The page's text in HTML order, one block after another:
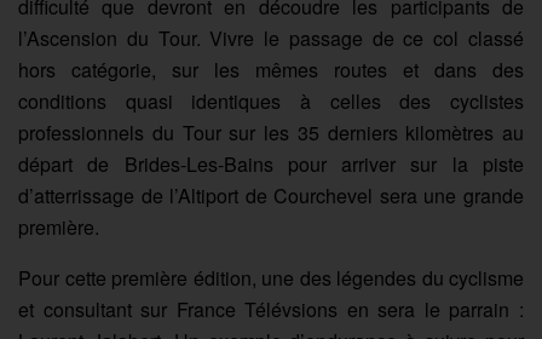
difficulté que devront en découdre les participants de
l’Ascension du Tour. Vivre le passage de ce col classé
hors catégorie, sur les mêmes routes et dans des
conditions quasi identiques à celles des cyclistes
professionnels du Tour sur les 35 derniers kilomètres au
départ de Brides-Les-Bains pour arriver sur la piste
d’atterrissage de l’Altiport de Courchevel sera une grande
première.
Pour cette première édition, une des légendes du cyclisme
et consultant sur France Télévsions en sera le parrain :